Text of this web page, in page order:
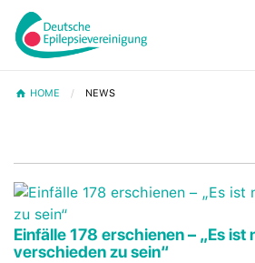
HOME NEWS
Einfälle 178 erschienen – „Es ist
verschieden zu sein“